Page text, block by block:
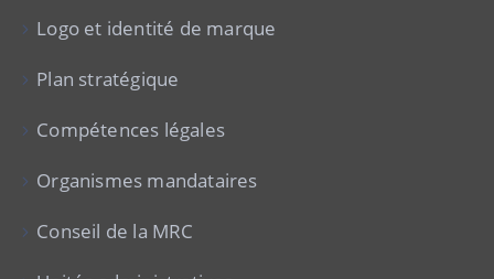
Logo et identité de marque
Plan stratégique
Compétences légales
Organismes mandataires
Conseil de la MRC